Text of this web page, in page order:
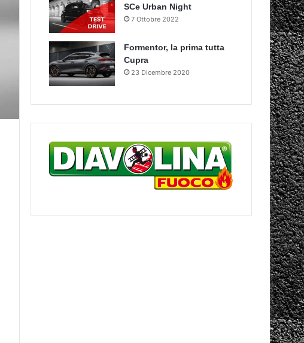
SCe Urban Night
7 Ottobre 2022
Formentor, la prima tutta
Cupra
23 Dicembre 2020